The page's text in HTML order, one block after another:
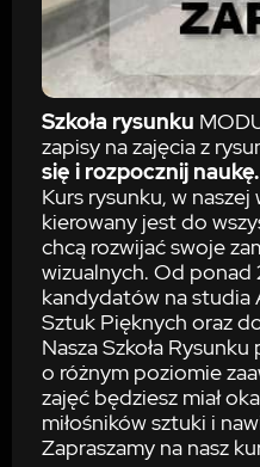
Szkoła rysunku
zapisy na zajęcia z
się i rozpocznij naukę.
Kurs rysunku, w
kierowany jest do
chcą rozwijać swoje
wizualnych. Od
kandydatów na studia
Sztuk Pięknych oraz
Nasza Szkoła
o różnym poziomie
zajęć będziesz miał
miłośników sztuki i
Zapraszamy na nasz